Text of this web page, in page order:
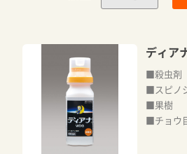
ディア
■殺虫剤
■スピノ
■果樹
■チョウ